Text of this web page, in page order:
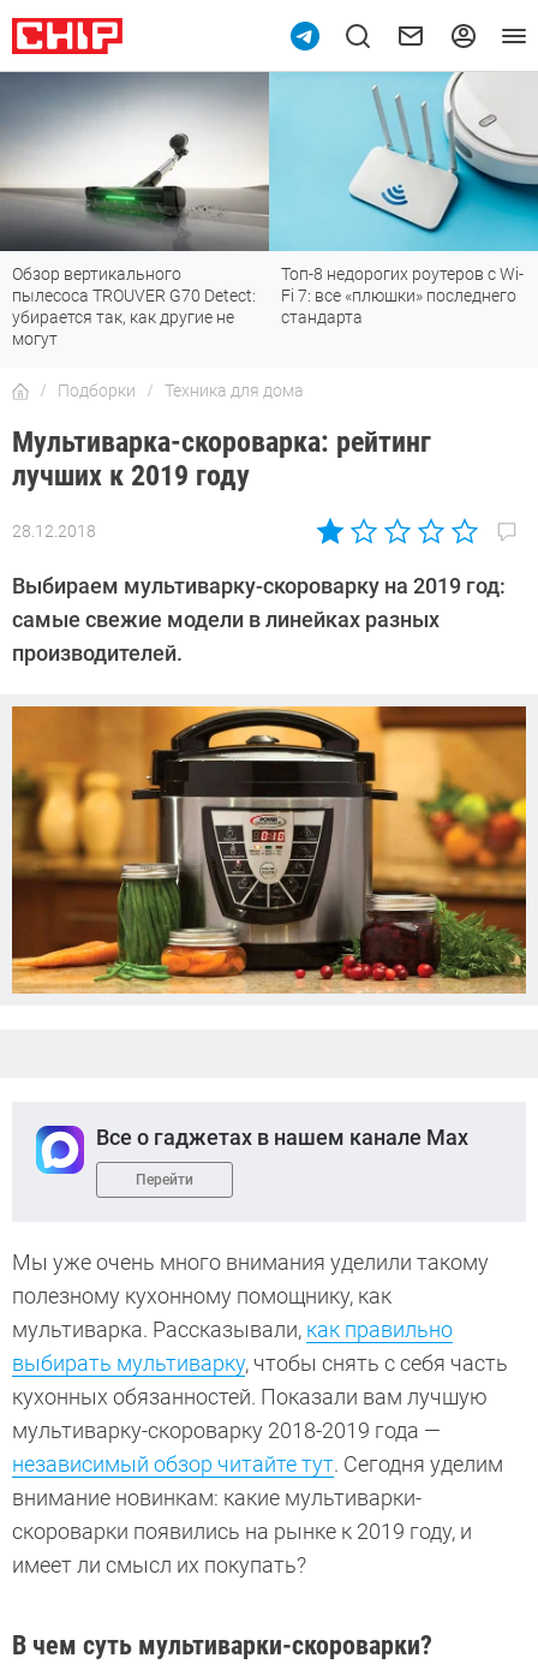
Топ-8 недорогих роутеров с Wi-
Fi 7: все «плюшки» последнего
стандарта
7 мессенджеров, которые
отлично работают в России
Подборки Техника для дома
Мультиварка-скороварка: рейтинг
лучших к 2019 году
28.12.2018
Автор:
Касьянова
Выбираем мультиварку-скороварку на 2019 год:
самые свежие модели в линейках разных
производителей.
Все о гаджетах в нашем канале Max
Перейти
Мы уже очень много внимания уделили такому
полезному кухонному помощнику, как
мультиварка. Рассказывали, как правильно
выбирать мультиварку, чтобы снять с себя часть
кухонных обязанностей. Показали вам лучшую
мультиварку-скороварку 2018-2019 года —
независимый обзор читайте тут. Сегодня уделим
внимание новинкам: какие мультиварки-
скороварки появились на рынке к 2019 году, и
имеет ли смысл их покупать?
В чем суть мультиварки-скороварки?